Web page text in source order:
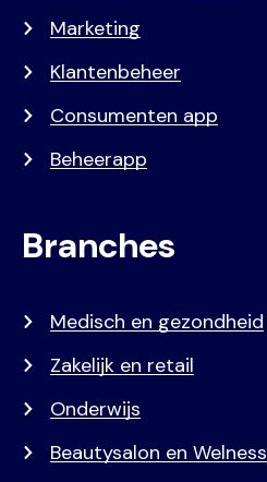
Marketing
Klantenbeheer
Consumenten app
Beheerapp
Branches
Medisch en gezondheid
Zakelijk en retail
Onderwijs
Beautysalon en Welness